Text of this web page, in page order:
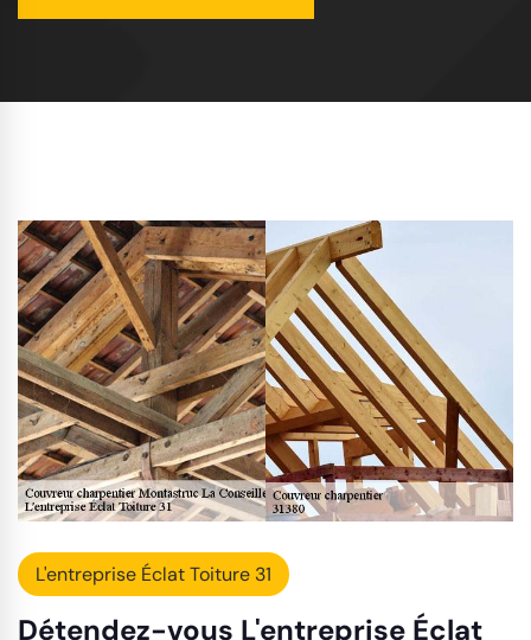
L'entreprise Éclat Toiture 31
Détendez-vous L'entreprise Éclat